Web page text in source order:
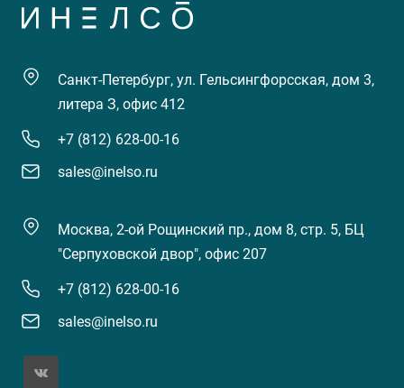
Санкт-Петербург, ул. Гельсингфорсская, дом 3,
литера З, офис 412
+7 (812) 628-00-16
sales@inelso.ru
Москва, 2-ой Рощинский пр., дом 8, стр. 5, БЦ
"Серпуховской двор", офис 207
+7 (812) 628-00-16
sales@inelso.ru